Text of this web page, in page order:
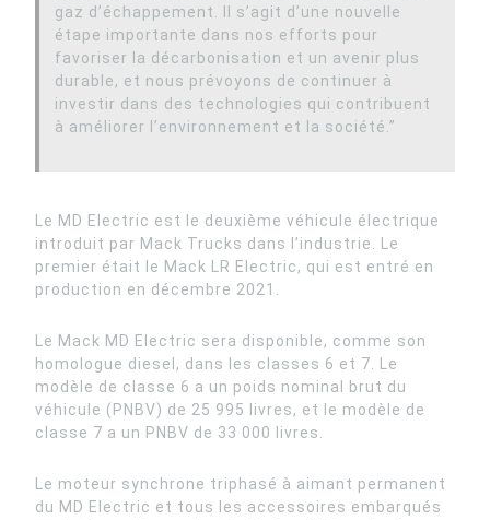
gaz d’échappement. Il s’agit d’une nouvelle
étape importante dans nos efforts pour
favoriser la décarbonisation et un avenir plus
durable, et nous prévoyons de continuer à
investir dans des technologies qui contribuent
à améliorer l’environnement et la société.”
Le MD Electric est le deuxième véhicule électrique
introduit par Mack Trucks dans l’industrie. Le
premier était le Mack LR Electric, qui est entré en
production en décembre 2021.
Le Mack MD Electric sera disponible, comme son
homologue diesel, dans les classes 6 et 7. Le
modèle de classe 6 a un poids nominal brut du
véhicule (PNBV) de 25 995 livres, et le modèle de
classe 7 a un PNBV de 33 000 livres.
Le moteur synchrone triphasé à aimant permanent
du MD Electric et tous les accessoires embarqués